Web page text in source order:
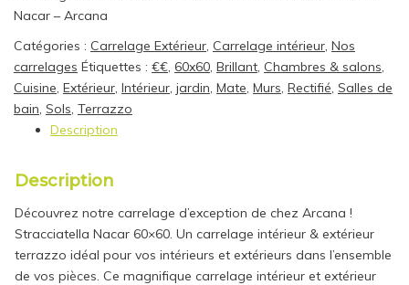
Nacar – Arcana
Catégories : Carrelage Extérieur, Carrelage intérieur, Nos
carrelages Étiquettes : €€, 60x60, Brillant, Chambres & salons,
Cuisine, Extérieur, Intérieur, jardin, Mate, Murs, Rectifié, Salles de
bain, Sols, Terrazzo
Description
Description
Découvrez notre carrelage d’exception de chez Arcana !
Stracciatella Nacar 60×60. Un carrelage intérieur & extérieur
terrazzo idéal pour vos intérieurs et extérieurs dans l’ensemble
de vos pièces. Ce magnifique carrelage intérieur et extérieur